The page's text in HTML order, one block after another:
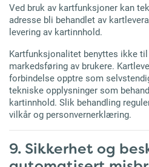
Ved bruk av kartfunksjoner kan
adresse bli behandlet av
levering av kartinnhold.
Kartfunksjonalitet benyttes ikke
markedsføring av brukere.
forbindelse opptre som
tekniske opplysninger som
kartinnhold. Slik behandling
vilkår og personvernerklæring.
9. Sikkerhet og